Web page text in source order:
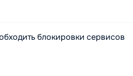
блокировки сервисов